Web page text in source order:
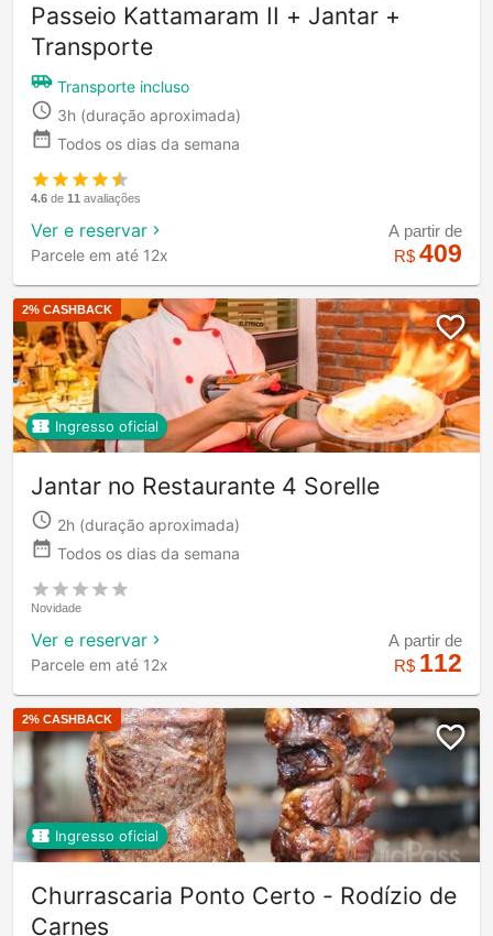
Passeio Kattamaram II + Jantar +
Transporte
Transporte incluso
3h (duração aproximada)
Todos os dias da semana
4.6 de 11 avaliações
Ver e reservar
Parcele em até 12x
A partir de
R$ 409
2% CASHBACK
Ingresso oficial
Jantar no Restaurante 4 Sorelle
2h (duração aproximada)
Todos os dias da semana
Novidade
Ver e reservar
Parcele em até 12x
A partir de
R$ 112
2% CASHBACK
Ingresso oficial
Churrascaria Ponto Certo - Rodízio de
Carnes